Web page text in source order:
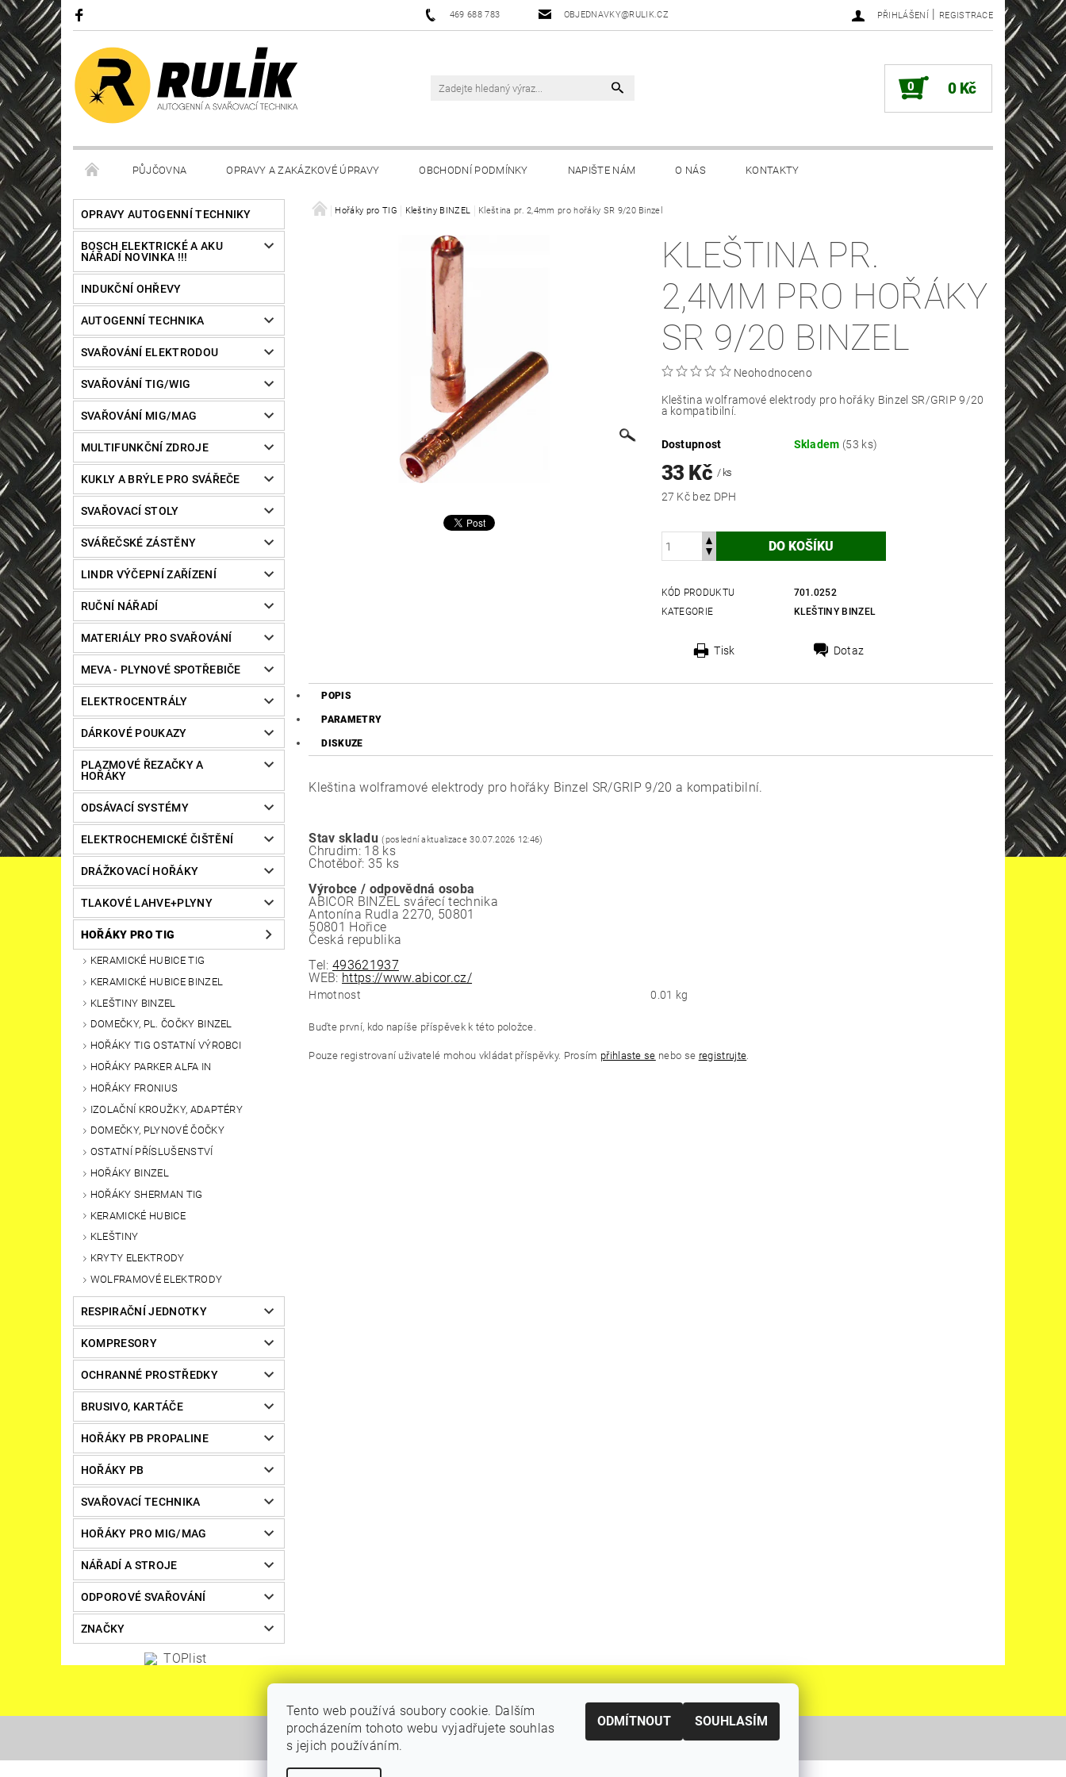
469 688 783 OBJEDNAVKY@RULIK.CZ PŘIHLÁŠENÍ | REGISTRACE
0 0 Kč
PŮJČOVNA OPRAVY A ZAKÁZKOVÉ ÚPRAVY OBCHODNÍ PODMÍNKY NAPIŠTE NÁM O NÁS KONTAKTY
OPRAVY AUTOGENNÍ TECHNIKY
BOSCH ELEKTRICKÉ A AKU
NÁŘADÍ NOVINKA !!!
INDUKČNÍ OHŘEVY
AUTOGENNÍ TECHNIKA
SVAŘOVÁNÍ ELEKTRODOU
SVAŘOVÁNÍ TIG/WIG
SVAŘOVÁNÍ MIG/MAG
MULTIFUNKČNÍ ZDROJE
KUKLY A BRÝLE PRO SVÁŘEČE
SVAŘOVACÍ STOLY
SVÁŘEČSKÉ ZÁSTĚNY
LINDR VÝČEPNÍ ZAŘÍZENÍ
RUČNÍ NÁŘADÍ
MATERIÁLY PRO SVAŘOVÁNÍ
MEVA - PLYNOVÉ SPOTŘEBIČE
ELEKTROCENTRÁLY
DÁRKOVÉ POUKAZY
PLAZMOVÉ ŘEZAČKY A
HOŘÁKY
ODSÁVACÍ SYSTÉMY
ELEKTROCHEMICKÉ ČIŠTĚNÍ
DRÁŽKOVACÍ HOŘÁKY
TLAKOVÉ LAHVE+PLYNY
HOŘÁKY PRO TIG
KERAMICKÉ HUBICE TIG
KERAMICKÉ HUBICE BINZEL
KLEŠTINY BINZEL
DOMEČKY, PL. ČOČKY BINZEL
HOŘÁKY TIG OSTATNÍ VÝROBCI
HOŘÁKY PARKER ALFA IN
HOŘÁKY FRONIUS
IZOLAČNÍ KROUŽKY, ADAPTÉRY
DOMEČKY, PLYNOVÉ ČOČKY
OSTATNÍ PŘÍSLUŠENSTVÍ
HOŘÁKY BINZEL
HOŘÁKY SHERMAN TIG
KERAMICKÉ HUBICE
KLEŠTINY
KRYTY ELEKTRODY
WOLFRAMOVÉ ELEKTRODY
RESPIRAČNÍ JEDNOTKY
KOMPRESORY
OCHRANNÉ PROSTŘEDKY
BRUSIVO, KARTÁČE
HOŘÁKY PB PROPALINE
HOŘÁKY PB
SVAŘOVACÍ TECHNIKA
HOŘÁKY PRO MIG/MAG
NÁŘADÍ A STROJE
ODPOROVÉ SVAŘOVÁNÍ
ZNAČKY
Hořáky pro TIG Kleštiny BINZEL Kleština pr. 2,4mm pro hořáky SR 9/20 Binzel
KLEŠTINA PR.
2,4MM PRO HOŘÁKY
SR 9/20 BINZEL
Neohodnoceno
Kleština wolframové elektrody pro hořáky Binzel SR/GRIP 9/20
a kompatibilní.
Dostupnost Skladem (53 ks)
33 Kč / ks
27 Kč bez DPH
KÓD PRODUKTU
701.0252
KATEGORIE
KLEŠTINY BINZEL
Tisk Dotaz
POPIS
PARAMETRY
DISKUZE
Kleština wolframové elektrody pro hořáky Binzel SR/GRIP 9/20 a kompatibilní.
Stav skladu (poslední aktualizace 30.07.2026 12:46)
Chrudim: 18 ks
Chotěboř: 35 ks
Výrobce / odpovědná osoba
ABICOR BINZEL svářecí technika
Antonína Rudla 2270, 50801
50801 Hořice
Česká republika
Tel:493621937
WEB: https://www.abicor.cz/
Hmotnost 0.01 kg
Buďte první, kdo napíše příspěvek k této položce.
Pouze registrovaní uživatelé mohou vkládat příspěvky. Prosím přihlaste se nebo se registrujte.
Původní eshop rulik.cz
Tento web používá soubory cookie. Dalším
procházením tohoto webu vyjadřujete souhlas
s jejich používáním.
ODMÍTNOUT SOUHLASÍM